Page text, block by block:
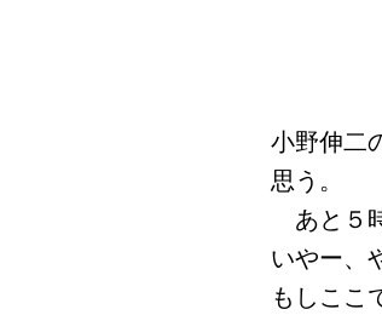
小野伸二
思う。
あと５
いやー、
もしここ